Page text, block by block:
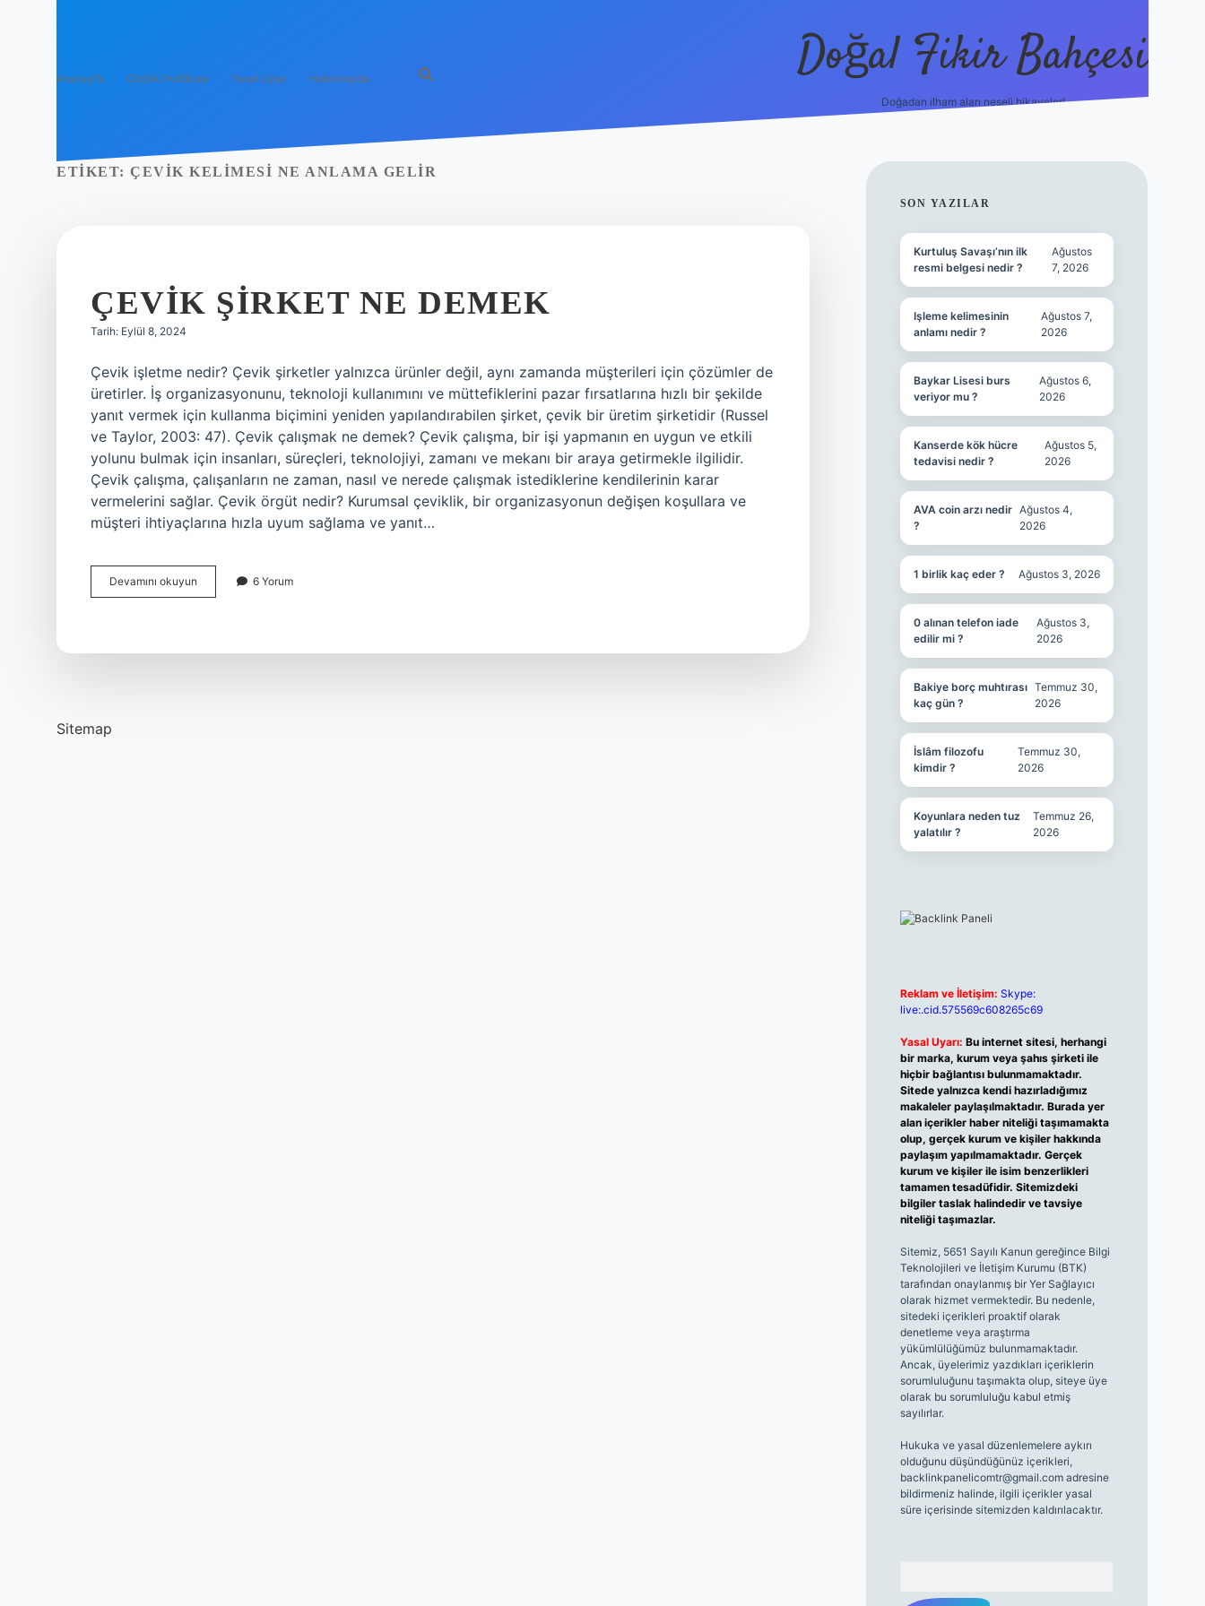
Anasayfa Gizlilik Politikası Yasal Uyarı Hakkımızda Doğal Fikir Bahçesi
Doğadan ilham alan neşeli hikayeler!
ETIKET: ÇEVIK KELIMESI NE ANLAMA GELIR
ÇEVIK ŞIRKET NE DEMEK
Tarih: Eylül 8, 2024
Çevik işletme nedir? Çevik şirketler yalnızca ürünler değil, aynı zamanda müşterileri için çözümler de
üretirler. İş organizasyonunu, teknoloji kullanımını ve müttefiklerini pazar fırsatlarına hızlı bir şekilde
yanıt vermek için kullanma biçimini yeniden yapılandırabilen şirket, çevik bir üretim şirketidir (Russel
ve Taylor, 2003: 47). Çevik çalışmak ne demek? Çevik çalışma, bir işi yapmanın en uygun ve etkili
yolunu bulmak için insanları, süreçleri, teknolojiyi, zamanı ve mekanı bir araya getirmekle ilgilidir.
Çevik çalışma, çalışanların ne zaman, nasıl ve nerede çalışmak istediklerine kendilerinin karar
vermelerini sağlar. Çevik örgüt nedir? Kurumsal çeviklik, bir organizasyonun değişen koşullara ve
müşteri ihtiyaçlarına hızla uyum sağlama ve yanıt…
Devamını okuyun
Şirket
6 Yorum
Sitemap
SIDEBAR
SON YAZILAR
Kurtuluş Savaşı’nın ilk
resmi belgesi nedir ?
Ağustos
7, 2026
Işleme kelimesinin
anlamı nedir ?
Ağustos 7,
2026
Baykar Lisesi burs
veriyor mu ?
Ağustos 6,
2026
Kanserde kök hücre
tedavisi nedir ?
Ağustos 5,
2026
AVA coin arzı nedir
?
Ağustos 4,
2026
1 birlik kaç eder ? Ağustos 3, 2026
0 alınan telefon iade
edilir mi ?
Ağustos 3,
2026
Bakiye borç muhtırası
kaç gün ?
Temmuz 30,
2026
İslâm filozofu
kimdir ?
Temmuz 30,
2026
Koyunlara neden tuz
yalatılır ?
Temmuz 26,
2026
Reklam ve İletişim: Skype:
live:.cid.575569c608265c69
Yasal Uyarı: Bu internet sitesi, herhangi
bir marka, kurum veya şahıs şirketi ile
hiçbir bağlantısı bulunmamaktadır.
Sitede yalnızca kendi hazırladığımız
makaleler paylaşılmaktadır. Burada yer
alan içerikler haber niteliği taşımamakta
olup, gerçek kurum ve kişiler hakkında
paylaşım yapılmamaktadır. Gerçek
kurum ve kişiler ile isim benzerlikleri
tamamen tesadüfidir. Sitemizdeki
bilgiler taslak halindedir ve tavsiye
niteliği taşımazlar.
Sitemiz, 5651 Sayılı Kanun gereğince Bilgi
Teknolojileri ve İletişim Kurumu (BTK)
tarafından onaylanmış bir Yer Sağlayıcı
olarak hizmet vermektedir. Bu nedenle,
sitedeki içerikleri proaktif olarak
denetleme veya araştırma
yükümlülüğümüz bulunmamaktadır.
Ancak, üyelerimiz yazdıkları içeriklerin
sorumluluğunu taşımakta olup, siteye üye
olarak bu sorumluluğu kabul etmiş
sayılırlar.
Hukuka ve yasal düzenlemelere aykırı
olduğunu düşündüğünüz içerikleri,
backlinkpanelicomtr@gmail.comadresine
bildirmeniz halinde, ilgili içerikler yasal
süre içerisinde sitemizden kaldırılacaktır.
grandoperabet